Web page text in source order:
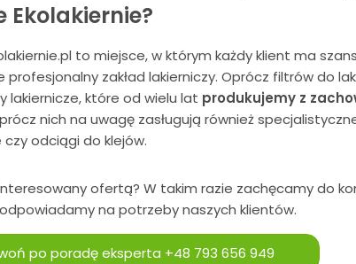
Ekolakiernie?
to miejsce, w którym każdy klient ma
profesjonalny zakład lakierniczy. Oprócz filtrów do
lakiernicze, które od wielu lat produkujemy z
nich na uwagę zasługują również
czy odciągi do klejów.
ofertą? W takim razie zachęcamy do
na potrzeby naszych klientów.
po poradę eksperta +48 793 656 949